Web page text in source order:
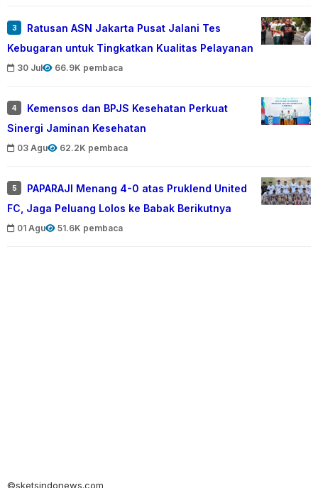
3
Ratusan ASN Jakarta Pusat Jalani Tes
Kebugaran untuk Tingkatkan Kualitas Pelayanan
30 Jul 66.9K pembaca
4
Kemensos dan BPJS Kesehatan Perkuat
Sinergi Jaminan Kesehatan
03 Agu 62.2K pembaca
5
PAPARAJI Menang 4-0 atas Pruklend United
FC, Jaga Peluang Lolos ke Babak Berikutnya
01 Agu 51.6K pembaca
©sketsindonews.com